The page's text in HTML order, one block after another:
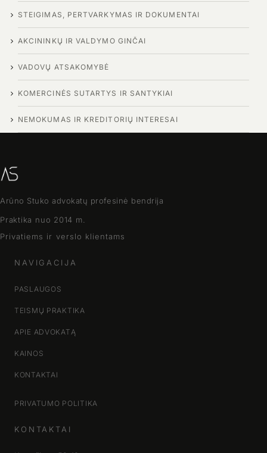
STEIGIMAS, PERTVARKYMAS IR DOKUMENTAI
AKCININKŲ IR VALDYMO GINČAI
VADOVŲ ATSAKOMYBĖ
KOMERCINĖS SUTARTYS IR SANTYKIAI
NEMOKUMAS IR KREDITORIŲ INTERESAI
Arūno Stuko advokatų profesinė bendrija
Praktika nuo 2014 m.
Privatiems ir verslo klientams
NAVIGACIJA
PASLAUGOS
TEISMŲ PRAKTIKA
APIE ADVOKATĄ
KAINOS
KONTAKTAI
PRIVATUMO POLITIKA
KONTAKTAI